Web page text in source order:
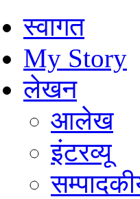
स्वागत
My Story
लेखन
आलेख
इंटरव्यू